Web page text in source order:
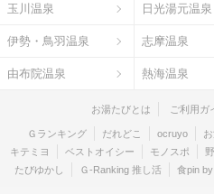
玉川温泉 日光湯元温泉
伊勢・鳥羽温泉 志摩温泉
由布院温泉 熱海温泉
お湯たびとは ご利用ガ
Ｇランキング だれどこ ocruyo
キテミヨ
ベストオイシー モノスポ
たびゆかし
Ｇ-Ranking 推し活 食pin